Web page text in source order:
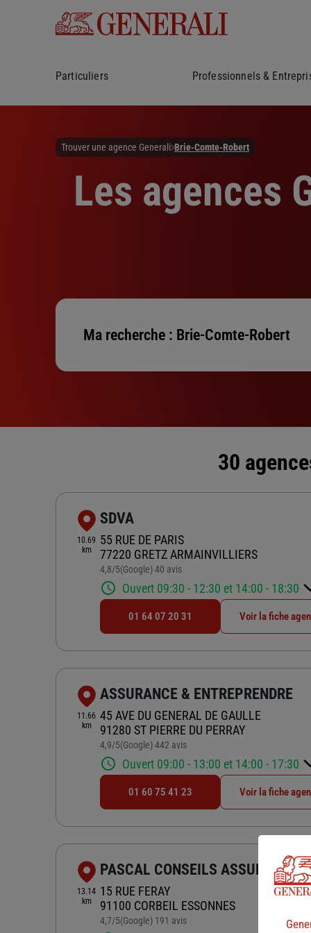
Particuliers Professionnels &
Trouver une agence Generali Brie-Comte-Robert
Les agences
Ma recherche : Brie-Comte-Robert
30
10.69
km
SDVA
55 RUE DE PARIS
77220 GRETZ ARMAINVILLIERS
4,8/5Note de 4.8 sur 5
(Google) 40 avis
Ouvert 09:30 - 12:30 et 14:00 - 18:30
01 64 07 20 31 Voir la fiche
11.66
km
ASSURANCE & ENTREPRENDRE
45 AVE DU GENERAL DE GAULLE
91280 ST PIERRE DU PERRAY
4,9/5Note de 4.9 sur 5
(Google) 442 avis
Ouvert 09:00 - 13:00 et 14:00 - 17:30
01 60 75 41 23 Voir la fiche
13.14
km
PASCAL CONSEILS ASSURANCES
15 RUE FERAY
91100 CORBEIL ESSONNES
4,7/5Note de 4.7 sur 5
(Google) 191 avis